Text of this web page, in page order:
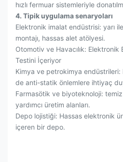
hızlı fermuar sistemleriyle
4. Tipik uygulama senaryoları
Elektronik imalat endüstrisi: yarı
montajı, hassas alet atölyesi.
Otomotiv ve Havacılık: Elektronik
Testini İçeriyor
Kimya ve petrokimya endüstrileri:
de anti-statik önlemlere ihtiyaç
Farmasötik ve biyoteknoloji: temiz
yardımcı üretim alanları.
Depo lojistiği: Hassas elektronik
içeren bir depo.